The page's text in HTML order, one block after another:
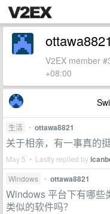
ottawa8821
V2EX member
+08:00
生活 • ottawa8821
关于相亲，有一事真的
May 5 • Lastly replied by
Windows • ottawa8821
Windows 平台下有哪些
类似的软件吗？